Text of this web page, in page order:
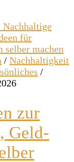
/ Nachhaltigkeit
/
zur
Geld-